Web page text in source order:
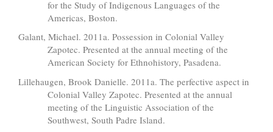
for the Study of Indigenous Languages of the
Americas, Boston.
Galant, Michael. 2011a. Possession in Colonial Valley
Zapotec. Presented at the annual meeting of the
American Society for Ethnohistory, Pasadena.
Lillehaugen, Brook Danielle. 2011a. The perfective aspect in
Colonial Valley Zapotec. Presented at the annual
meeting of the Linguistic Association of the
Southwest, South Padre Island.